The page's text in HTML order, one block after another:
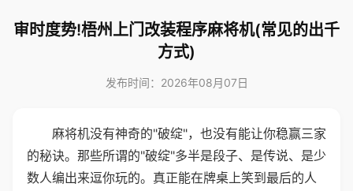
审时度势!梧州上门改装程序麻将机(常见的出千
方式)
发布时间：2026年08月07日
麻将机没有神奇的"破绽"，也没有能让你稳赢三家
的秘诀。那些所谓的"破绽"多半是段子、是传说、是少
数人编出来逗你玩的。真正能在牌桌上笑到最后的人